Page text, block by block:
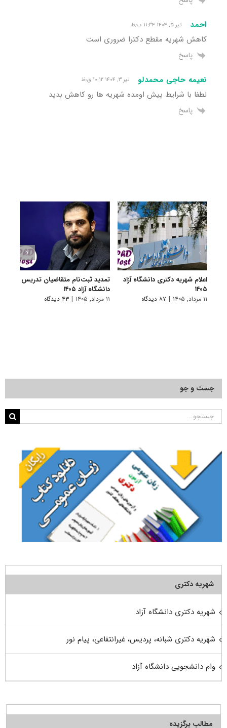
احمد تیر ۵, ۱۴۰۴ ۱۱:۳۴ ب٫ظ
کاهش شهریه مقطع دکترا ضروری است
پاسخ
نعیمه حاجی محمدلو تیر ۳, ۱۴۰۴ ۱۰:۱۲ ق٫ظ
لطفا با شرایط پیش اومده شهریه ها رو کاهش بدید
پاسخ
اعلام شهریه دکتری دانشگاه آزاد
۱۴۰۵
۱۱ مرداد, ۱۴۰۵ | ۸۷ دیدگاه
تمدید ثبت‌نام متقاضیان تدریس
دانشگاه آزاد ۱۴۰۵
۱۱ مرداد, ۱۴۰۵ | ۴۳ دیدگاه
جست و جو
جستجو
شهریه دکتری
شهریه دکتری دانشگاه آزاد
شهریه دکتری شبانه، پردیس، غیرانتفاعی، پیام نور
وام دانشجویی دانشگاه آزاد
مطالب برگزیده